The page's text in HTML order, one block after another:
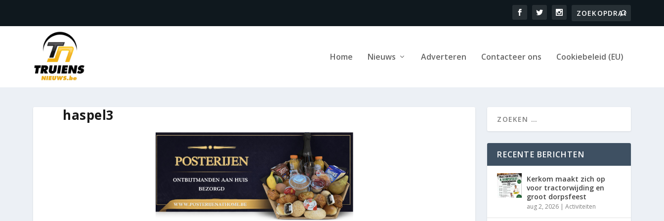
Home Nieuws Adverteren Contacteer ons Cookiebeleid (EU)
haspel3
RECENTE BERICHTEN
Kerkom maakt zich op
voor tractorwijding en
groot dorpsfeest
aug 2, 2026 |Activiteiten